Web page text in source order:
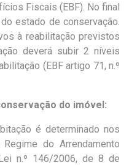
Fiscais (EBF). No final
estado de conservação.
à reabilitação previstos
deverá subir 2 níveis
(EBF artigo 71, n.º
do imóvel:
é determinado nos
do Arrendamento
n.º 146/2006, de 8 de